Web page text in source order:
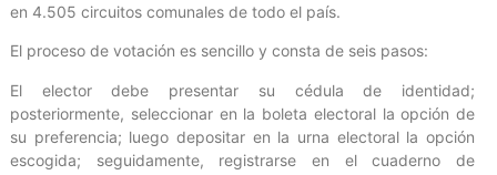
en 4.505 circuitos comunales de todo el país.
El proceso de votación es sencillo y consta de seis pasos:
El elector debe presentar su cédula de identidad;
posteriormente, seleccionar en la boleta electoral la opción de
su preferencia; luego depositar en la urna electoral la opción
escogida; seguidamente, registrarse en el cuaderno de